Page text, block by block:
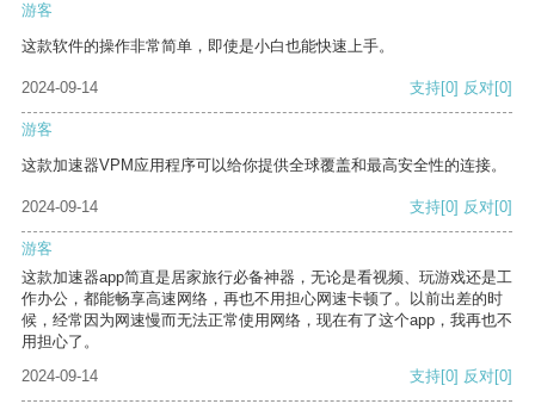
游客
这款软件的操作非常简单，即使是小白也能快速上手。
2024-09-14 支持[0] 反对[0]
游客
这款加速器VPM应用程序可以给你提供全球覆盖和最高安全性的连接。
2024-09-14 支持[0] 反对[0]
游客
这款加速器app简直是居家旅行必备神器，无论是看视频、玩游戏还是工
作办公，都能畅享高速网络，再也不用担心网速卡顿了。以前出差的时
候，经常因为网速慢而无法正常使用网络，现在有了这个app，我再也不
用担心了。
2024-09-14
支持[0] 反对[0]